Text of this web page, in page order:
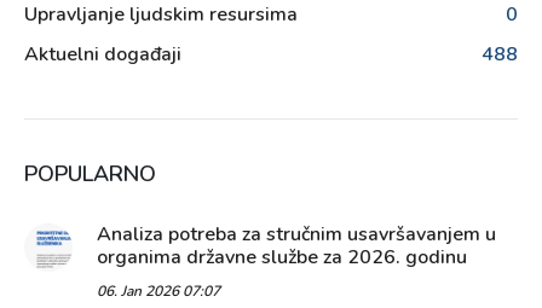
Upravljanje ljudskim resursima
0
Aktuelni događaji
488
POPULARNO
Analiza potreba za stručnim usavršavanjem u
organima državne službe za 2026. godinu
06. Jan 2026 07:07